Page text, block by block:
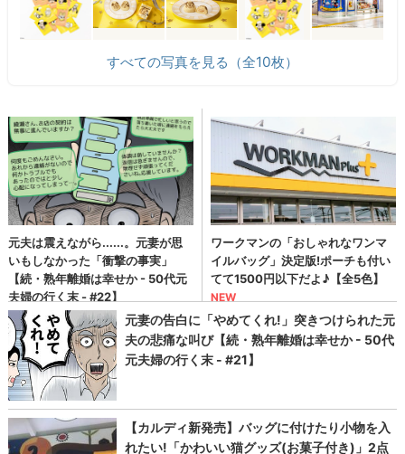
すべての写真を見る（全10枚）